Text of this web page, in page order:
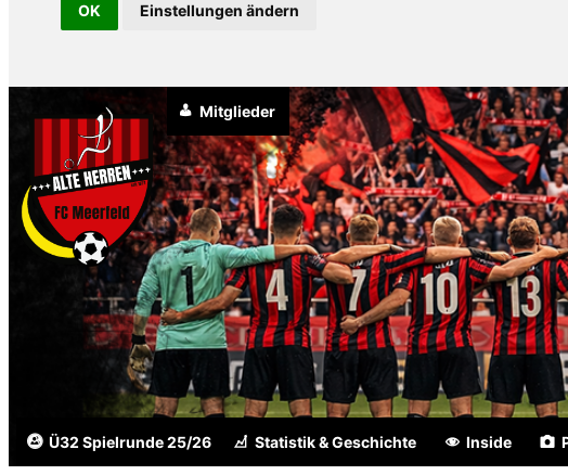
OK Einstellungen ändern
springen
Mitglieder
Ü32 Spielrunde 25/26 Statistik & Geschichte Inside